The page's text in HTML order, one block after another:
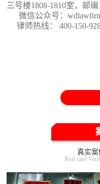
三号楼1808-1810室 ，邮编
微信公众号：
律师热线： 400-150-
真实案
Real case